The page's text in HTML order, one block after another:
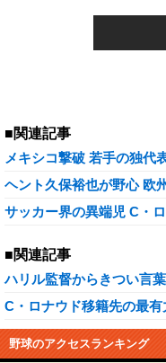
■関連記事
メキシコ撃破 若手の独代
ヘント久保裕也が野心 欧
サッカー界の異端児 C・
■関連記事
ハリル監督からきつい言
C・ロナウド移籍先の最
野球のアクセスランキング